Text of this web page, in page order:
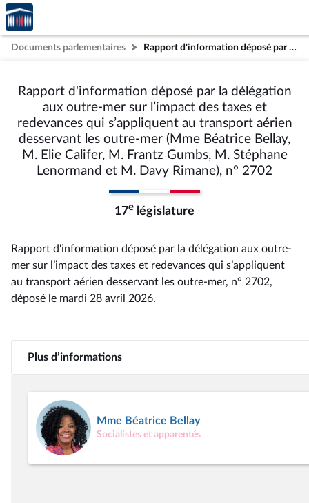
Aller au contenu
Aller en bas de la page
Accèder
à la
page
d'accueil
Documents parlementaires Rapport d'information déposé par la délégation aux outre-mer sur l’impact des taxes et redevances qui s’appliquent au transport aérien desservant les outre-mer (Mme Béatrice Bellay, M. Elie Califer, M. Frantz Gumbs, M. Stéphane Lenormand et M. Davy Rimane), n° 2702
Rapport d'information déposé par la délégation
aux outre-mer sur l’impact des taxes et
redevances qui s’appliquent au transport aérien
desservant les outre-mer (Mme Béatrice Bellay,
M. Elie Califer, M. Frantz Gumbs, M. Stéphane
Lenormand et M. Davy Rimane), n° 2702
17e législature
Rapport d'information déposé par la délégation aux outre-
mer sur l’impact des taxes et redevances qui s’appliquent
au transport aérien desservant les outre-mer, n° 2702,
déposé le mardi 28 avril 2026.
Plus d’informations
Mme Béatrice Bellay
Socialistes et apparentés